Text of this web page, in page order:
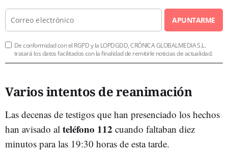
APUNTARME
De conformidad con el RGPD y la LOPDGDD, CRÓNICA GLOBALMEDIA S.L.
tratará los datos facilitados con la finalidad de remitirle noticias de actualidad.
Varios intentos de reanimación
Las decenas de testigos que han presenciado los hechos
han avisado al teléfono 112 cuando faltaban diez
minutos para las 19:30 horas de esta tarde.